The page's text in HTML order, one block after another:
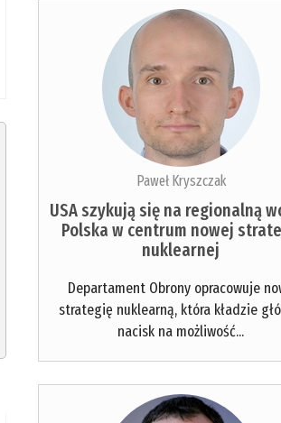
Paweł Kryszczak
USA szykują się na regionalną
Polska w centrum nowej
nuklearnej
Departament Obrony opracowuje
strategię nuklearną, która kładzie
nacisk na możliwość...